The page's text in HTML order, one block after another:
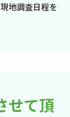
地調査日程を
せて頂